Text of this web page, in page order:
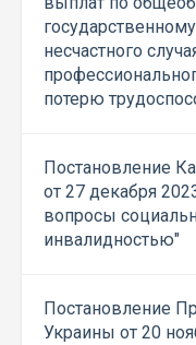
несчастного
потерю
Постановление
от 27 декабря
вопросы
инвалидностью"
Постановление
Украины от 20